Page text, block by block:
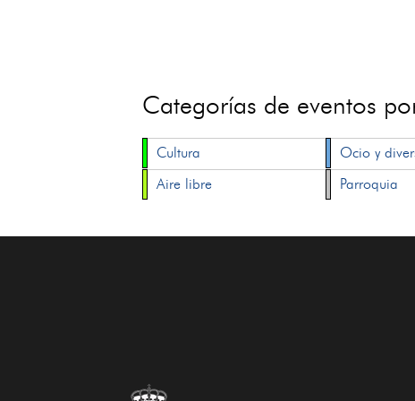
Categorías de eventos
Cultura Ocio y
Aire libre
Parroquia